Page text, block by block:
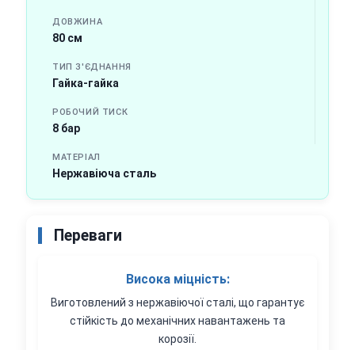
ДОВЖИНА
80 см
ТИП З'ЄДНАННЯ
Гайка-гайка
РОБОЧИЙ ТИСК
8 бар
МАТЕРІАЛ
Нержавіюча сталь
Переваги
Висока міцність:
Виготовлений з нержавіючої сталі, що гарантує
стійкість до механічних навантажень та
корозії.